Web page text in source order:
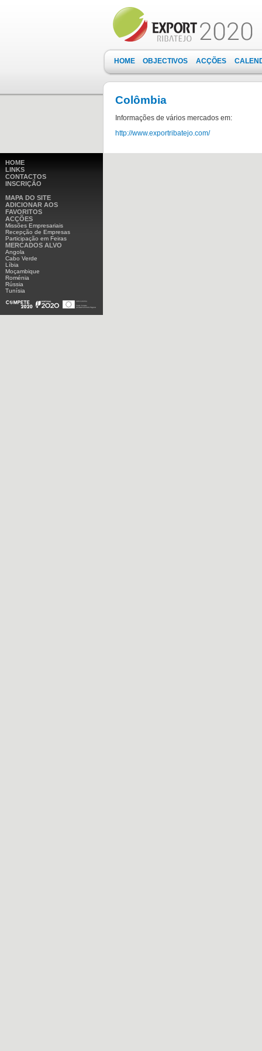
HOME OBJECTIVOS ACÇÕES
Colômbia
Informações de vários mercados em:
http://www.exportribatejo.com/
HOME
LINKS
CONTACTOS
INSCRIÇÃO
MAPA DO SITE
ADICIONAR AOS
FAVORITOS
ACÇÕES
Missões Empresariais
Recepção de Empresas
Participação em Feiras
MERCADOS ALVO
Angola
Cabo Verde
Líbia
Moçambique
Roménia
Rússia
Tunísia